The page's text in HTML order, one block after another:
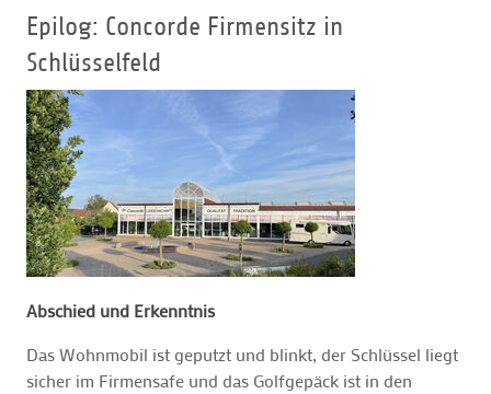
Epilog: Concorde Firmensitz in
Schlüsselfeld
Abschied und Erkenntnis
Das Wohnmobil ist geputzt und blinkt, der Schlüssel liegt
sicher im Firmensafe und das Golfgepäck ist in den